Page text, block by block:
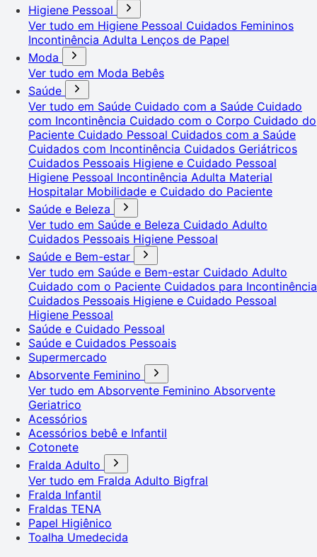
Higiene Pessoal
Ver tudo em Higiene Pessoal Cuidados Femininos
Incontinência Adulta Lenços de Papel
Moda
Ver tudo em Moda Bebês
Saúde
Ver tudo em Saúde Cuidado com a Saúde Cuidado
com Incontinência Cuidado com o Corpo Cuidado do
Paciente Cuidado Pessoal Cuidados com a Saúde
Cuidados com Incontinência Cuidados Geriátricos
Cuidados Pessoais Higiene e Cuidado Pessoal
Higiene Pessoal Incontinência Adulta Material
Hospitalar Mobilidade e Cuidado do Paciente
Saúde e Beleza
Ver tudo em Saúde e Beleza Cuidado Adulto
Cuidados Pessoais Higiene Pessoal
Saúde e Bem-estar
Ver tudo em Saúde e Bem-estar Cuidado Adulto
Cuidado com o Paciente Cuidados para Incontinência
Cuidados Pessoais Higiene e Cuidado Pessoal
Higiene Pessoal
Saúde e Cuidado Pessoal
Saúde e Cuidados Pessoais
Supermercado
Absorvente Feminino
Ver tudo em Absorvente Feminino Absorvente
Geriatrico
Acessórios
Acessórios bebê e Infantil
Cotonete
Fralda Adulto
Ver tudo em Fralda Adulto Bigfral
Fralda Infantil
Fraldas TENA
Papel Higiênico
Toalha Umedecida